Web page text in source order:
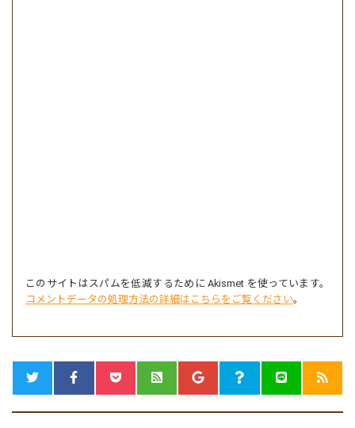
このサイトはスパムを低減するために Akismet を使っています。
コメントデータの処理方法の詳細はこちらをご覧ください。